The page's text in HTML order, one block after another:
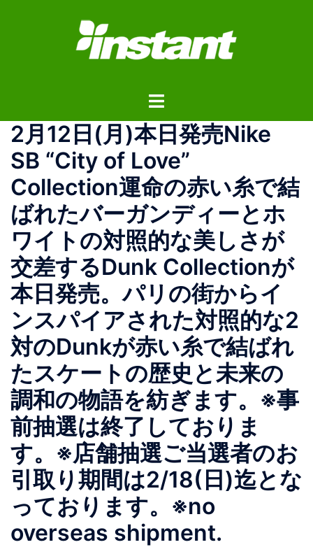
ス
ト
ル
ニ
ュ
ー
2月12日(月)本日発売Nike
SB “City of Love”
Collection運命の赤い糸で結
ばれたバーガンディーとホ
ワイトの対照的な美しさが
交差するDunk Collectionが
本日発売。パリの街からイ
ンスパイアされた対照的な2
対のDunkが赤い糸で結ばれ
たスケートの歴史と未来の
調和の物語を紡ぎます。※事
前抽選は終了しておりま
す。※店舗抽選ご当選者のお
引取り期間は2/18(日)迄とな
っております。※no
overseas shipment.